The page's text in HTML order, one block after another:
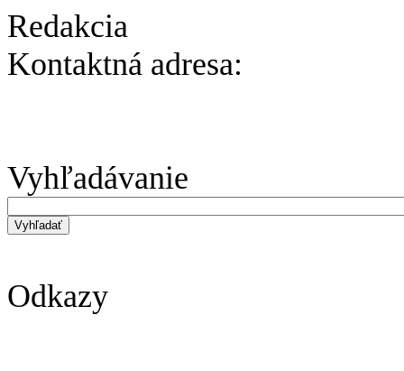
Redakcia
Kontaktná adresa:
Vyhľadávanie
Odkazy